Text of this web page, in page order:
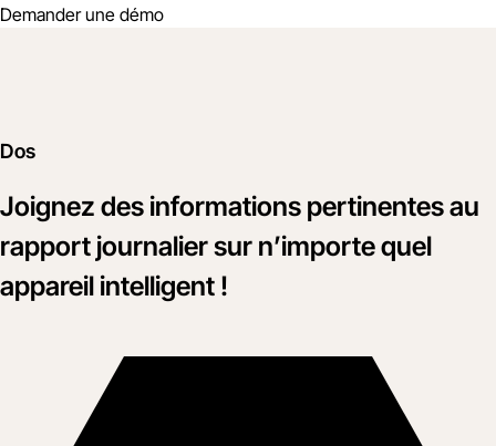
Demander une démo
Dos
Joignez des informations pertinentes au
rapport journalier sur n’importe quel
appareil intelligent !